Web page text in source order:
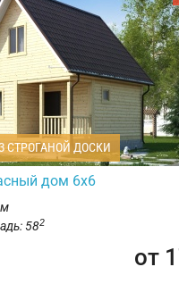
СТРОГАНОЙ ДОСКИ
дом 6х6
582
от